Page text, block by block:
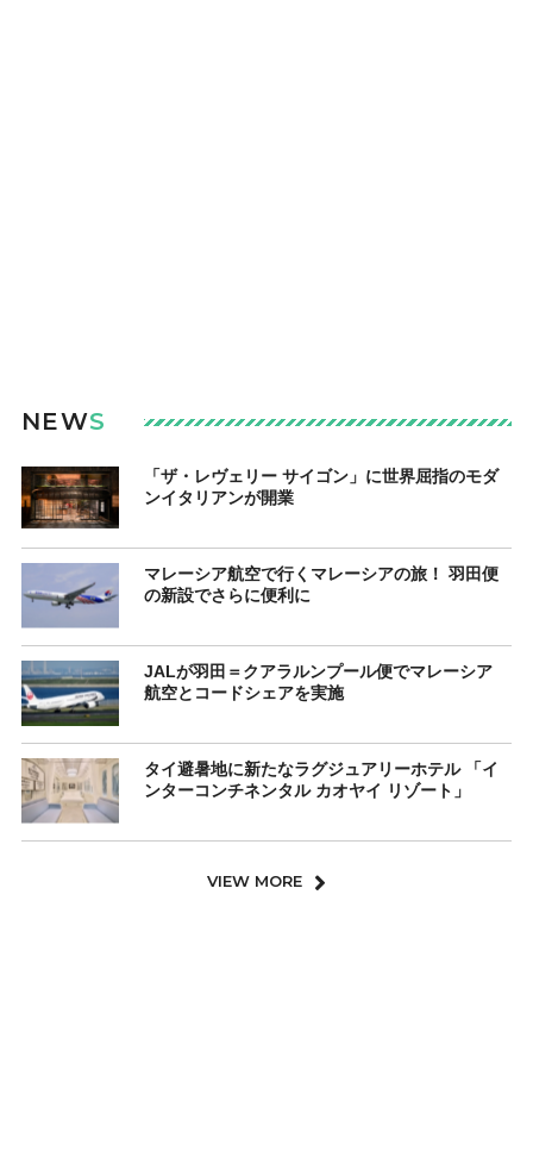
NEWS
「ザ・レヴェリー サイゴン」に世界屈指のモダ
ンイタリアンが開業
マレーシア航空で行くマレーシアの旅！ 羽田便
の新設でさらに便利に
JALが羽田＝クアラルンプール便でマレーシア
航空とコードシェアを実施
タイ避暑地に新たなラグジュアリーホテル 「イ
ンターコンチネンタル カオヤイ リゾート」
VIEW MORE